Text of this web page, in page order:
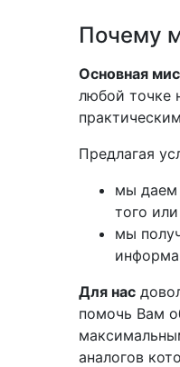
Почему
Основная
любой точке
Предлагая
мы даем
того
мы
Для нас
помочь Вам
аналогов